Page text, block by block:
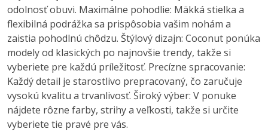
odolnosť obuvi. Maximálne pohodlie: Mäkká stielka a
flexibilná podrážka sa prispôsobia vašim nohám a
zaistia pohodlnú chôdzu. Štýlový dizajn: Coconut ponúka
modely od klasických po najnovšie trendy, takže si
vyberiete pre každú príležitosť. Precízne spracovanie:
Každý detail je starostlivo prepracovaný, čo zaručuje
vysokú kvalitu a trvanlivosť. Široký výber: V ponuke
nájdete rôzne farby, strihy a veľkosti, takže si určite
vyberiete tie pravé pre vás.